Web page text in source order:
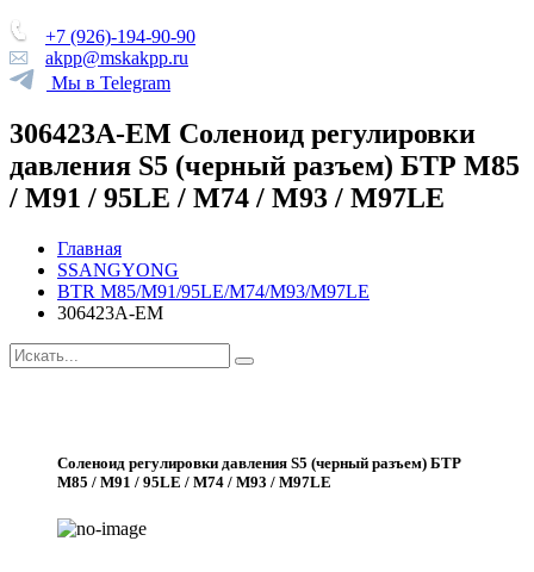
+7 (926)-194-90-90
akpp@mskakpp.ru
Мы в Telegram
306423A-EM Соленоид регулировки
давления S5 (черный разъем) БТР M85
/ M91 / 95LE / M74 / M93 / M97LE
Главная
SSANGYONG
BTR M85/M91/95LE/M74/M93/M97LE
306423A-EM
Соленоид регулировки давления S5 (черный разъем) БТР
M85 / M91 / 95LE / M74 / M93 / M97LE